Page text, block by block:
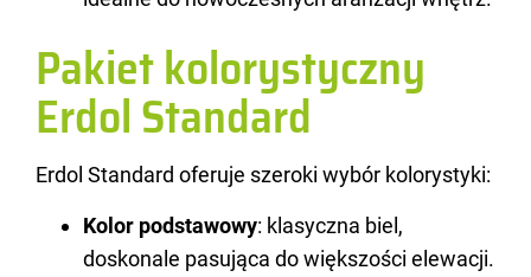
Pakiet kolorystyczny
Erdol Standard
Erdol Stan­dard ofe­ru­je sze­ro­ki wybór ko­lo­ry­sty­ki:
Kolor podstawowy: klasyczna biel,
doskonale pasująca do większości elewacji.